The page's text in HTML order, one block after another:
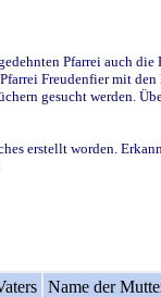
Pfarrei auch
Freudenfier mit
gesucht werden.
erstellt worden.
Name der